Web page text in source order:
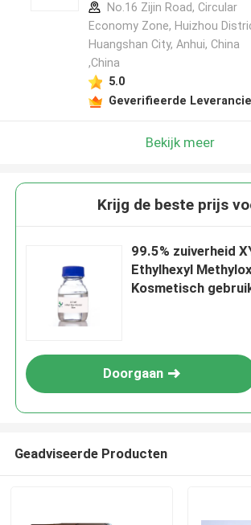
No.16 Zijin Road, Circular
Economy Zone, Huizhou
Huangshan City, Anhui, China
,China
5.0
Geverifieerde
Bekijk meer
Krijg de beste prijs
99.5% zuiverheid
Ethylhexyl
Kosmetisch
Doorgaan
Geadviseerde Producten